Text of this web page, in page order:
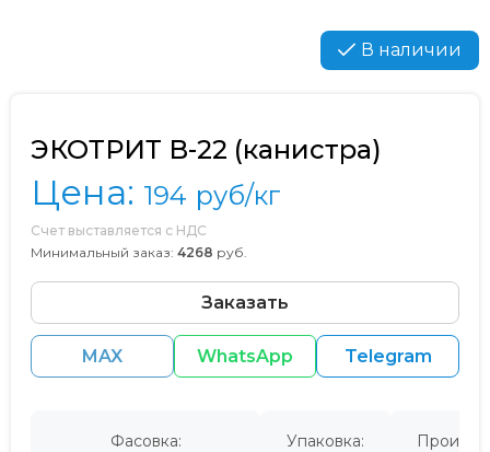
В наличии
ЭКОТРИТ В-22 (канистра)
Цена: 194 руб/кг
Счет выставляется с НДС
Минимальный заказ: 4268 руб.
Заказать
MAX WhatsApp Telegram
Фасовка:
Упаковка: